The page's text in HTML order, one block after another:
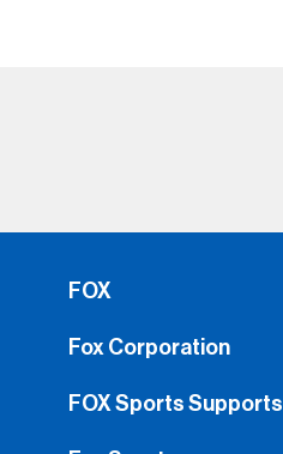
FOX
Fox Corporation
FOX Sports Supports